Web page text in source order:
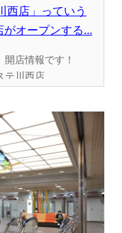
西店」っていう
がオープンする...
店情報です！
川西店...